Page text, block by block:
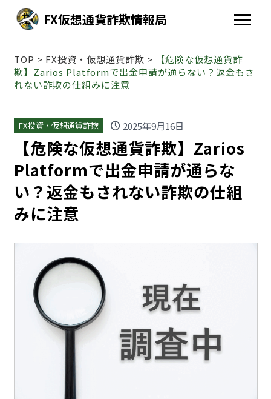
FX仮想通貨詐欺情報局
TOP > FX投資・仮想通貨詐欺 >
【危険な仮想通貨詐
欺】Zarios Platformで出金申請が通らない？返金もさ
れない詐欺の仕組みに注意
FX投資・仮想通貨詐欺 schedule 2025年9月16日
【危険な仮想通貨詐欺】Zarios
Platformで出金申請が通らな
い？返金もされない詐欺の仕組
みに注意